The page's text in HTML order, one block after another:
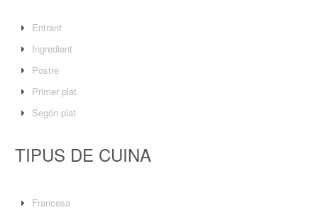
Entrant
Ingredient
Postre
Primer plat
Segón plat
TIPUS DE CUINA
Francesa